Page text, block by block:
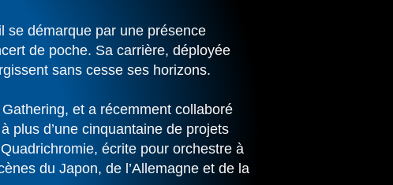
se démarque par une présence
de poche. Sa carrière, déployée
sans cesse ses horizons.
et a récemment collaboré
plus d’une cinquantaine de projets
écrite pour orchestre à
du Japon, de l’Allemagne et de la